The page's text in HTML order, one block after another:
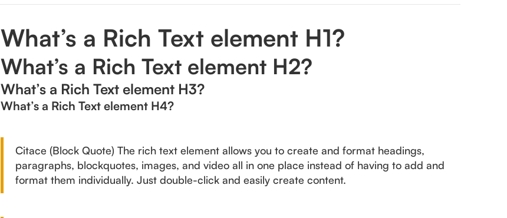
What’s a Rich Text element H1?
What’s a Rich Text element H2?
What’s a Rich Text element H3?
What’s a Rich Text element H4?
Citace (Block Quote) The rich text element allows you to create and format headings,
paragraphs, blockquotes, images, and video all in one place instead of having to add and
format them individually. Just double-click and easily create content.